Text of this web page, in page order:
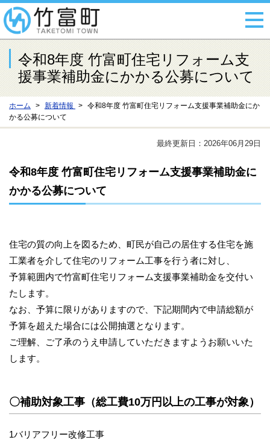
令和8年度 竹富町住宅リフォーム支
援事業補助金にかかる公募について
ホーム 新着情報
令和8年度 竹富町住宅リフォーム支援事業補助金にか
かる公募について
最終更新日：2026年06月29日
令和8年度 竹富町住宅リフォーム支援事業補助金に
かかる公募について
住宅の質の向上を図るため、町民が自己の居住する住宅を施
工業者を介して住宅のリフォーム工事を行う者に対し、
予算範囲内で竹富町住宅リフォーム支援事業補助金を交付い
たします。
なお、予算に限りがありますので、下記期間内で申請総額が
予算を超えた場合には公開抽選となります。
ご理解、ご了承のうえ申請していただきますようお願いいた
します。
〇補助対象工事（総工費10万円以上の工事が対象）
1バリアフリー改修工事